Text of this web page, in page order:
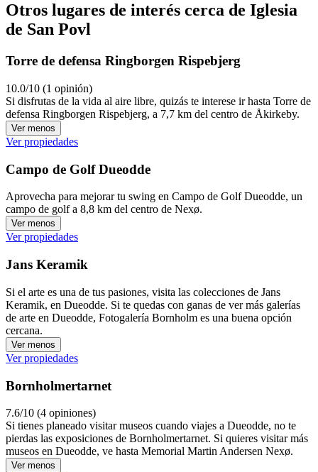
Otros lugares de interés cerca de Iglesia
de San Povl
Torre de defensa Ringborgen Rispebjerg
10.0/10 (1 opinión)
Si disfrutas de la vida al aire libre, quizás te interese ir hasta Torre de
defensa Ringborgen Rispebjerg, a 7,7 km del centro de Åkirkeby.
Ver menos
Ver propiedades
Campo de Golf Dueodde
Aprovecha para mejorar tu swing en Campo de Golf Dueodde, un
campo de golf a 8,8 km del centro de Nexø.
Ver menos
Ver propiedades
Jans Keramik
Si el arte es una de tus pasiones, visita las colecciones de Jans
Keramik, en Dueodde. Si te quedas con ganas de ver más galerías
de arte en Dueodde, Fotogalería Bornholm es una buena opción
cercana.
Ver menos
Ver propiedades
Bornholmertarnet
7.6/10 (4 opiniones)
Si tienes planeado visitar museos cuando viajes a Dueodde, no te
pierdas las exposiciones de Bornholmertarnet. Si quieres visitar más
museos en Dueodde, ve hasta Memorial Martin Andersen Nexø.
Ver menos